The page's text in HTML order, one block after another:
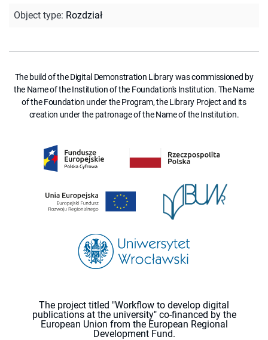
Object type: Rozdział
The build of the Digital Demonstration Library was commissioned by
the Name of the Institution of the Foundation's Institution. The Name
of the Foundation under the Program, the Library Project and its
creation under the patronage of the Name of the Institution.
The project titled "Workflow to develop digital
publications at the university" co-financed by the
European Union from the European Regional
Development Fund.